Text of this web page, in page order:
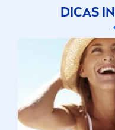
DICAS